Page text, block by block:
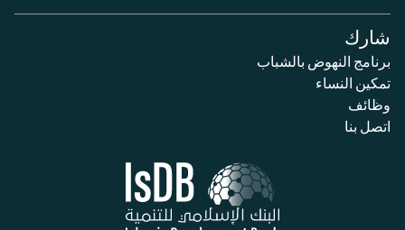
شارك
برنامج النهوض بالشباب
تمكين النساء
وظائف
اتصل بنا